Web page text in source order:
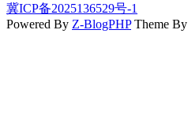
冀ICP备2025136529号-1
Powered By Z-BlogPHPTheme By